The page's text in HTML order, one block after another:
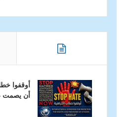
أوقفوا
أن يصمت